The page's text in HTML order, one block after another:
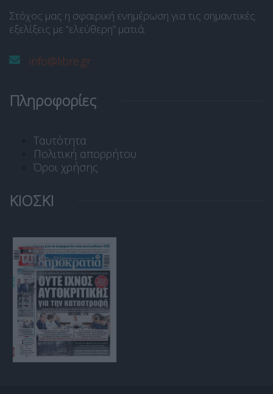
Στόχος μας η σφαιρική ενημέρωση για τις σημαντικές
εξελίξεις με “ελεύθερη” ματιά.
info@libre.gr
Πληροφορίες
Ταυτότητα
Πολιτική απορρήτου
Όροι χρήσης
ΚΙΟΣΚΙ